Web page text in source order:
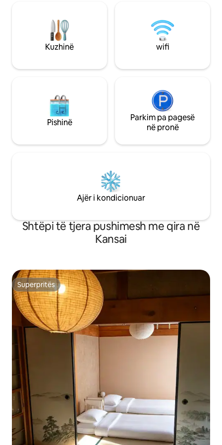
kominka. Mund të përjetosh mënyrën
tradicionale të jetesës japoneze, si p.sh.
të shijosh një gjellë të nxehtë rreth irorit
(vatrës tradicionale) ose të pjekësh mish
të gatimit, si përbërësit dhe hellat.
qytetit Misasaki, në prefekturën
Okayama. Në afërsi ndodhet fshati
Nishi-Awakura, i cili po tërheq
vëmendjen si një fshat i përqendruar në
dhe zona karakterizohet nga një peizazh
Shijo një kohë çlodhëse larg zhurmës
dhe rrëmujës së qytetit, i rrethuar nga
natyra dhe ngrohtësia e punuar me
kuzhinës ndahet
pronës është për
ekskluziv dhe
tënde lirisht,
230 ㎡ mund të
familjare ose në
qasje të mirë në
parë lulet e
Yoshino dhe
Botërore, Tempulli
rehatshëm, duke
marrjeje dhe
afërt, nëse dëshiron.) Shijo një
Kuzhinë wifi
Pishinë
Parkim pa pagesë
në pronë
Ajër i kondicionuar
Shtëpi të tjera pushimesh me qira në
Kansai
Superpritës
Superpritës